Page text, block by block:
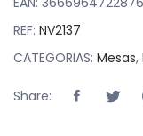
REF: NV2137
CATEGORIAS: Mesas,
Share: